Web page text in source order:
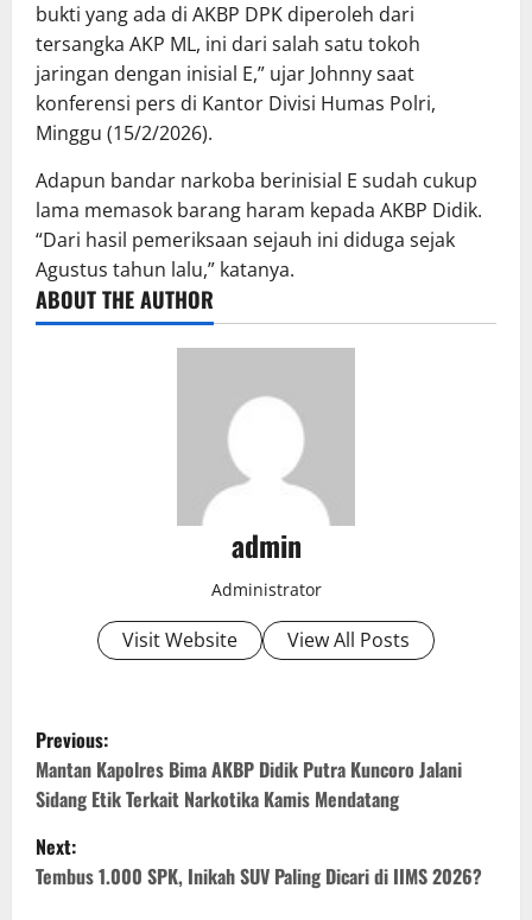
bukti yang ada di AKBP DPK diperoleh dari
tersangka AKP ML, ini dari salah satu tokoh
jaringan dengan inisial E,” ujar Johnny saat
konferensi pers di Kantor Divisi Humas Polri,
Minggu (15/2/2026).
Adapun bandar narkoba berinisial E sudah cukup
lama memasok barang haram kepada AKBP Didik.
“Dari hasil pemeriksaan sejauh ini diduga sejak
Agustus tahun lalu,” katanya.
ABOUT THE AUTHOR
admin
Administrator
Visit Website View All Posts
P
o
s
t
Previous:
Mantan Kapolres Bima AKBP Didik Putra Kuncoro Jalani
Sidang Etik Terkait Narkotika Kamis Mendatang
Next:
Tembus 1.000 SPK, Inikah SUV Paling Dicari di IIMS 2026?